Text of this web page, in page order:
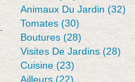
Animaux Du Jardin (32)
Tomates (30)
Boutures (28)
Visites De Jardins (28)
Cuisine (23)
Ailleurs (22)